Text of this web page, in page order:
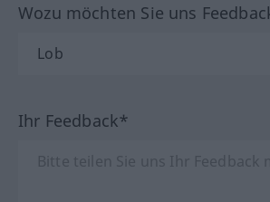
Wozu möchten Sie uns
Ihr Feedback*